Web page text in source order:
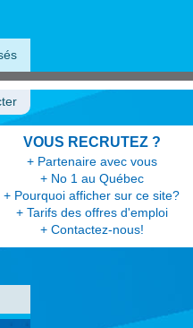
VOUS RECRUTEZ ?
+ Partenaire avec vous
+ No 1 au Québec
+ Pourquoi afficher sur ce site?
+ Tarifs des offres d'emploi
+ Contactez-nous!